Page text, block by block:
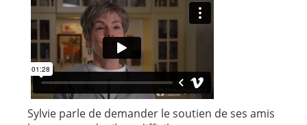
Sylvie parle de demander le soutien de ses amis